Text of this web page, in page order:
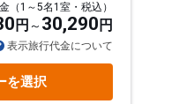
（1～5名1室・税込）
円 30,290 円
表示旅行代金について
を選択